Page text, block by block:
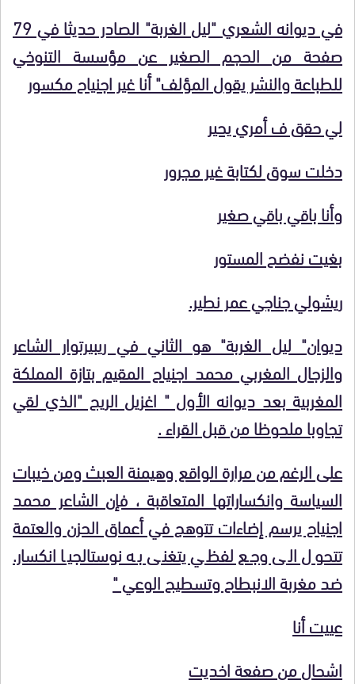
في ديوانه الشعري "ليل الغربة" الصادر حديثا في 79
صفحة من الحجم الصغير عن مؤسسة التنوخي
للطباعة والنشر يقول المؤلف" أنا غير اجنياح مكسور
لي حقق ف أمري يحير
دخلت سوق لكتابة غير مجرور
وأنا باقي باقي صغير
بغيت نفضح المستور
ريشولي جناجي عمر نطير.
ديوان" ليل الغربة" هو الثاني في ريبيرتوار الشاعر
والزجال المغربي محمد اجنياح المقيم بتازة المملكة
المغربية بعد ديوانه الأول " اغزيل الريح "الذي لقي
تجاوبا ملحوظا من قبل القراء .
على الرغم من مرارة الواقع وهيمنة العبث ومن خيبات
السياسة وانكساراتها المتعاقبة ، فإن الشاعر محمد
اجنياح يرسم إضاءات تتوهج في أعماق الحزن والعتمة
تتحول الى وجع لفظي يتغنى به نوستالجيا انكسار.
ضد مغربة الانبطاح وتسطيح الوعي "
عييت أنا
اشحال من صفعة اخديت